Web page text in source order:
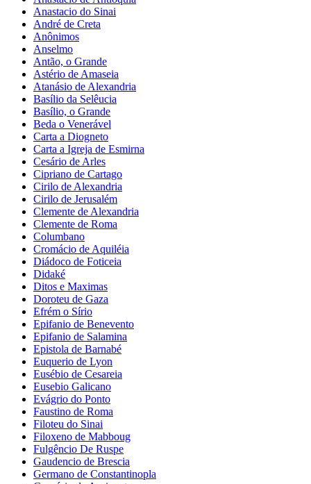
Anastacio do Sinai
André de Creta
Anônimos
Anselmo
Antão, o Grande
Astério de Amaseia
Atanásio de Alexandria
Basílio da Selêucia
Basílio, o Grande
Beda o Venerável
Carta a Diogneto
Carta a Igreja de Esmirna
Cesário de Arles
Cipriano de Cartago
Cirilo de Alexandria
Cirilo de Jerusalém
Clemente de Alexandria
Clemente de Roma
Columbano
Cromácio de Aquiléia
Diádoco de Foticeia
Didaké
Ditos e Maximas
Doroteu de Gaza
Efrém o Sírio
Epifanio de Benevento
Epifanio de Salamina
Epistola de Barnabé
Euquerio de Lyon
Eusébio de Cesareia
Eusebio Galicano
Evágrio do Ponto
Faustino de Roma
Filoteu do Sinai
Filoxeno de Mabboug
Fulgêncio De Ruspe
Gaudencio de Brescia
Germano de Constantinopla